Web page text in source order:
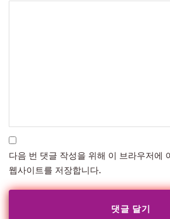
다음 번 댓글 작성을 위해 이 브라우저에
웹사이트를 저장합니다.